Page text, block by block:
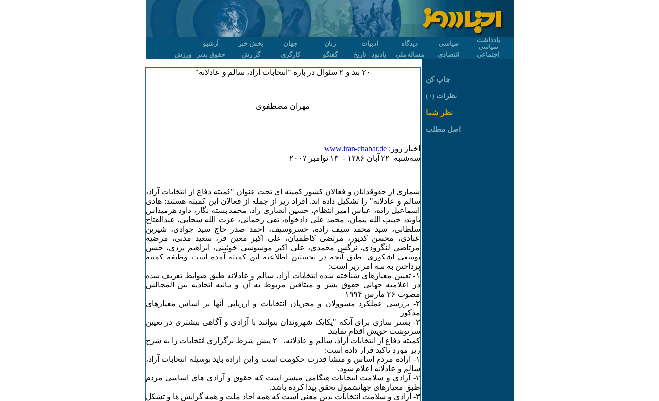
یادداشت
سیاسی
سیاسی دیدگاه ادبیات زنان جهان بخش خبر
آرشیو
اجتماعی
اقتصادی مساله ملی یادبود - تاریخ گفتگو کارگری گزارش حقوق بشر ورزش
۲۰ بند و ۲ سئوال در باره "انتخابات آزاد، سالم و عادلانه"
مهران مصطفوی
اخبار روز:www.iran-chabar.de
سه‌شنبه ۲۲ آبان ۱٣٨۶ - ۱٣ نوامبر ۲۰۰۷
شماری از حقوقدانان و فعالان کشور کمیته ای تحت عنوان "کمیته دفاع از انتخابات آزاد،
سالم و عادلانه" را تشکیل داده اند. افراد زیر از جمله از فعالان این کمیته هستند: هادی
اسماعیل زاده، عباس امیر انتظام، حسین انصاری راد، محمد بسته نگار، داود هرمیداس
‏باوند، حبیب الله پیمان، محمد علی دادخواه، تقی رحمانی، عزت الله سحابی، عبدالفتاح
سلطانی، سید محمد ‏سیف زاده، خسروسیف، احمد صدر حاج سید جوادی، شیرین
عبادی، محسن کدیور، مرتضی کاظمیان، علی ‏اکبر معین فر، سعید مدنی، مرضیه
مرتاضی لنگرودی، نرگس محمدی، علی اکبر موسوسی خوئینی، ابراهیم ‏یزدی، حسن
یوسفی اشکوری. ‏طبق آنچه در نخستین اطلاعیه این کمیته آمده است وظیفه کمیته
پرداختن به سه امر زیر است:
۱- تعیین معیارهای شناخته شده انتخابات آزاد، سالم و عادلانه طبق ‏ضوابط تعریف شده
در اعلامیه جهانی حقوق بشر و میثاقین مربوط به آن و بیانیه اتحادیه بین المجالس
مصوب ‏‏۲۶ مارس ۱۹۹۴
۲- بررسی عملکرد مسوولان و مجریان انتخابات و ارزیابی آنها بر اساس معیارهای
مذکور
٣- بستر سازی برای آنکه "یکایک شهروندان بتوانند با آزادی و آگاهی بیشتری در تعیین
سرنوشت خویش اقدام نمایند.
کمیته دفاع از انتخابات آزاد، سالم و عادلانه، ۲۰ پیش شرط برگزاری انتخابات را به شرح
‏زیر مورد تاکید قرار داده است: ‏
‏۱- اراده مردم اساس و منشا قدرت حکومت است و این اراده باید بوسیله انتخابات آزاد،
سالم و عادلانه اعلام ‏شود.
‏۲- آزادی و سلامت انتخابات هنگامی میسر است که حقوق و آزادی های اساسی مردم
طبق معیارهای ‏جهانشمول تحقق پیدا کرده باشد.‏
‏۳- آزادی و سلامت انتخابات بدین معنی است که همه آحاد ملت و همه گرایش ها و تشکل
چاپ کن
نظرات (۰)
نظر شما
اصل مطلب